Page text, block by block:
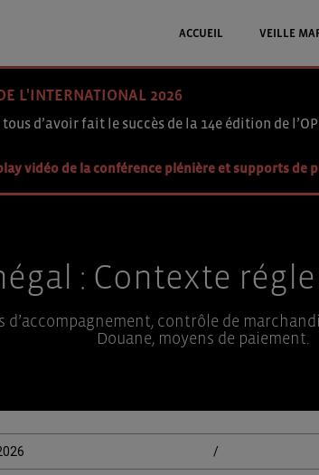
ACCUEIL VEILLE
L'INTERNATIONAL 2026
d’avoir fait le succès de la 14e édition de
vidéo de la conférence plénière et supports
: Contexte
contrôle de
Douane, moyens de paiement.
/